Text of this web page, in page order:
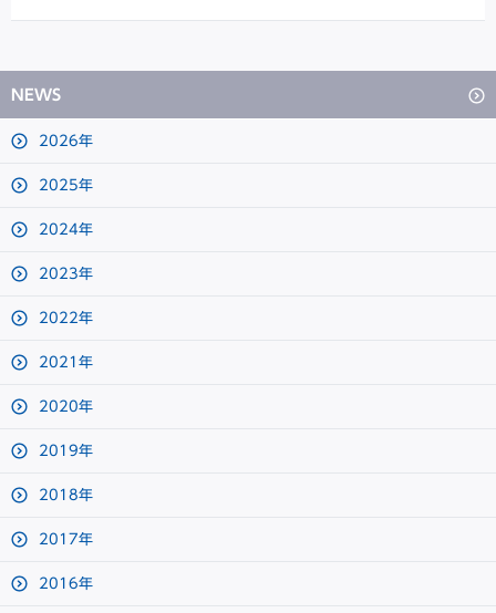
NEWS
2026年
2025年
2024年
2023年
2022年
2021年
2020年
2019年
2018年
2017年
2016年